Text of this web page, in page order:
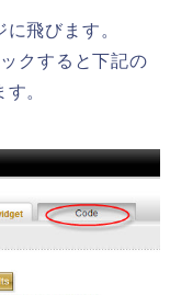
飛びます。
クすると下記の
。